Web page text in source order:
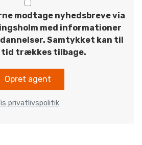
modtage nyhedsbreve via
med informationer
Samtykket kan til
tid trækkes tilbage.
Opret agent
privatlivspolitik